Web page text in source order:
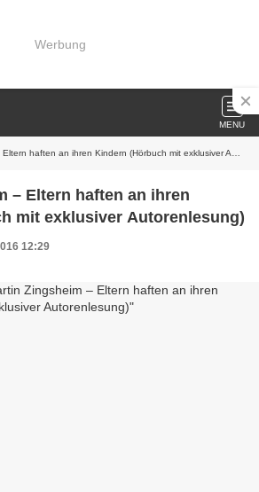
Werbung
MENU
haften an ihren Kindern (Hörbuch mit exklusiver Autorenlesung)
– Eltern haften an ihren
mit exklusiver Autorenlesung)
12:29